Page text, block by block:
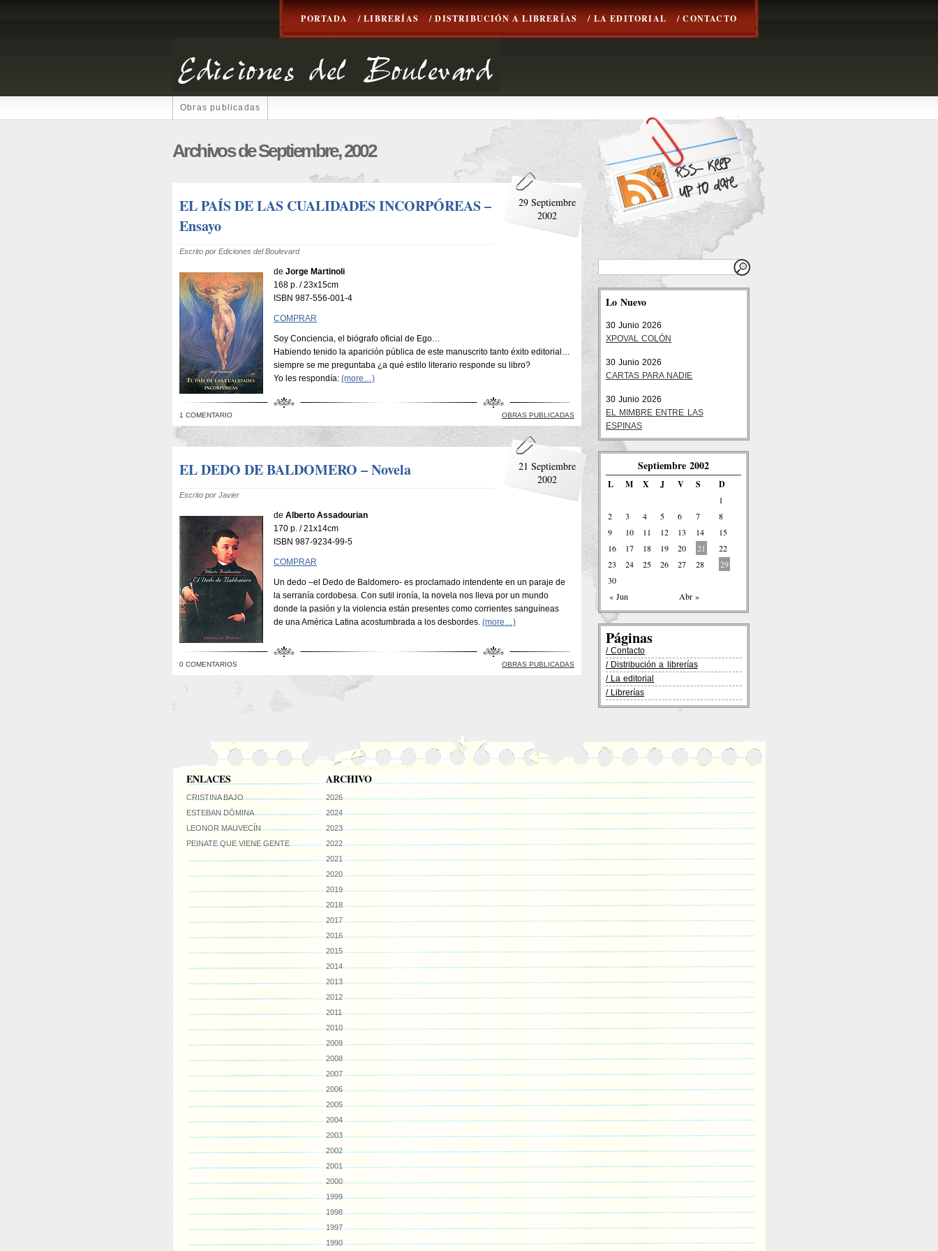
PORTADA / LIBRERÍAS / DISTRIBUCIÓN A LIBRERÍAS / LA EDITORIAL / CONTACTO
Obras publicadas
Archivos de Septiembre, 2002
EL PAÍS DE LAS CUALIDADES INCORPÓREAS –
Ensayo
29 Septiembre
2002
Escrito por Ediciones del Boulevard
de Jorge Martinoli
168 p. / 23x15cm
ISBN 987-556-001-4
COMPRAR
Soy Conciencia, el biógrafo oficial de Ego…
Habiendo tenido la aparición pública de este manuscrito tanto éxito editorial…
siempre se me preguntaba ¿a qué estilo literario responde su libro?
Yo les respondía: (more…)
1 COMENTARIO OBRAS PUBLICADAS
EL DEDO DE BALDOMERO – Novela
21 Septiembre
2002
Escrito por Javier
de Alberto Assadourian
170 p. / 21x14cm
ISBN 987-9234-99-5
COMPRAR
Un dedo –el Dedo de Baldomero- es proclamado intendente en un paraje de
la serranía cordobesa. Con sutil ironía, la novela nos lleva por un mundo
donde la pasión y la violencia están presentes como corrientes sanguíneas
de una América Latina acostumbrada a los desbordes. (more…)
0 COMENTARIOS OBRAS PUBLICADAS
Lo Nuevo
30 Junio 2026
XPOVAL COLÓN
30 Junio 2026
CARTAS PARA NADIE
30 Junio 2026
EL MIMBRE ENTRE LAS
ESPINAS
Septiembre 2002
L M X J V S D
« Jun Abr »
1
2
3 4 5 6 7
8
9
10 11 12 13 14
15
16
17 18 19 20 21
22
23
24 25 26 27 28
29
30
Páginas
/ Contacto
/ Distribución a librerías
/ La editorial
/ Librerías
ENLACES
CRISTINA BAJO
ESTEBAN DÓMINA
LEONOR MAUVECÍN
PEINATE QUE VIENE GENTE
ARCHIVO
2026
2024
2023
2022
2021
2020
2019
2018
2017
2016
2015
2014
2013
2012
2011
2010
2009
2008
2007
2006
2005
2004
2003
2002
2001
2000
1999
1998
1997
1990